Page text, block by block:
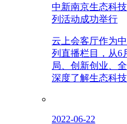
中新南京生态科
列活动成功举行
云上会客厅作为
列直播栏目，从6
局、创新创业、
深度了解生态科
2022-06-22